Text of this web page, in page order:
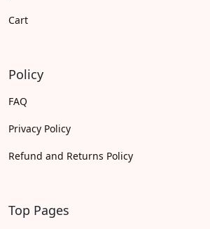
Cart
Policy
FAQ
Privacy Policy
Refund and Returns Policy
Top Pages